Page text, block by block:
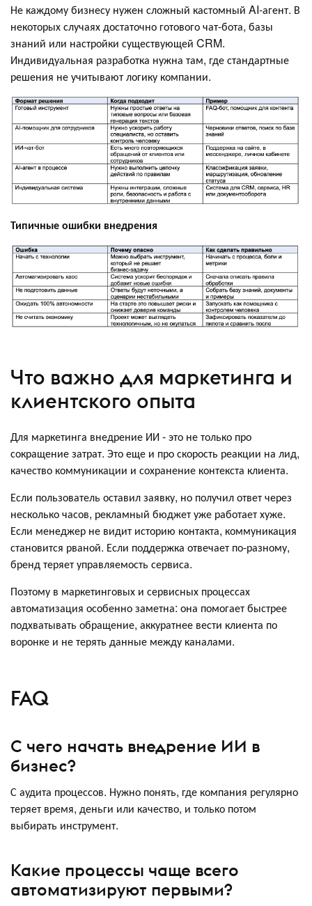
Не каждому бизнесу нужен сложный кастомный AI-агент. В
некоторых случаях достаточно готового чат-бота, базы
знаний или настройки существующей CRM.
Индивидуальная разработка нужна там, где стандартные
решения не учитывают логику компании.
Типичные ошибки внедрения
Что важно для маркетинга и
клиентского опыта
Для маркетинга внедрение ИИ - это не только про
сокращение затрат. Это еще и про скорость реакции на лид,
качество коммуникации и сохранение контекста клиента.
Если пользователь оставил заявку, но получил ответ через
несколько часов, рекламный бюджет уже работает хуже.
Если менеджер не видит историю контакта, коммуникация
становится рваной. Если поддержка отвечает по-разному,
бренд теряет управляемость сервиса.
Поэтому в маркетинговых и сервисных процессах
автоматизация особенно заметна: она помогает быстрее
подхватывать обращение, аккуратнее вести клиента по
воронке и не терять данные между каналами.
FAQ
С чего начать внедрение ИИ в
бизнес?
С аудита процессов. Нужно понять, где компания регулярно
теряет время, деньги или качество, и только потом
выбирать инструмент.
Какие процессы чаще всего
автоматизируют первыми?